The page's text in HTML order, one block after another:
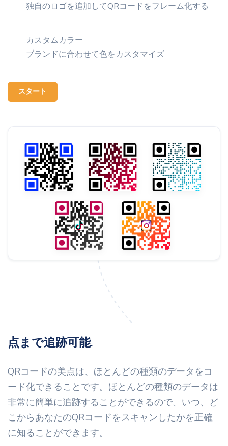
独自のロゴを追加してQRコードをフレーム化する
カスタムカラー
ブランドに合わせて色をカスタマイズ
スタート
点まで追跡可能.
QRコードの美点は、ほとんどの種類のデータをコ
ード化できることです。ほとんどの種類のデータは
非常に簡単に追跡することができるので、いつ、ど
こからあなたのQRコードをスキャンしたかを正確
に知ることができます。